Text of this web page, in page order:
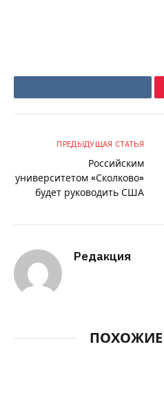
ПРЕДЫДУЩАЯ СТАТЬЯ
Российским
университетом «Сколково»
будет руководить США
Редакция
ПОХОЖИЕ